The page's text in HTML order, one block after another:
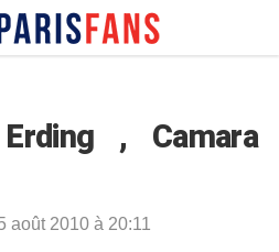
, Camara
août 2010 à 20:11